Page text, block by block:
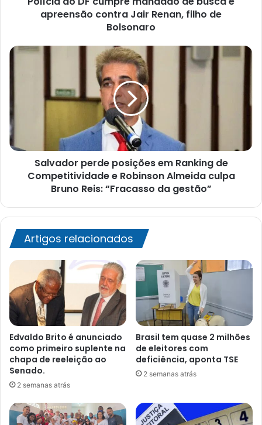
de
apreensão contra Jair Renan, filho de
Bolsonaro
Salvador
de
Competitividade
e
Robinson
Almeida
“Fracasso
gestão”
Salvador perde posições em Ranking de
Competitividade e Robinson Almeida culpa
Bruno Reis: “Fracasso da gestão”
Artigos relacionados
Edvaldo Brito é anunciado
como primeiro suplente na
chapa de reeleição ao
Senado.
2 semanas atrás
Brasil tem quase 2 milhões
de eleitores com
deficiência, aponta TSE
2 semanas atrás